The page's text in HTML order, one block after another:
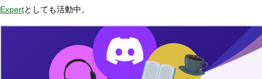
Expertとしても活動中。